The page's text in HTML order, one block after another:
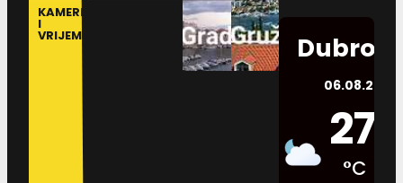
KAMERE
I
VRIJEME
06.08.2026.
27
°C